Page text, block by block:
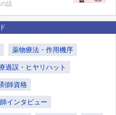
話
薬物療法・作用機序
過誤・ヒヤリハット
師資格
インタビュー